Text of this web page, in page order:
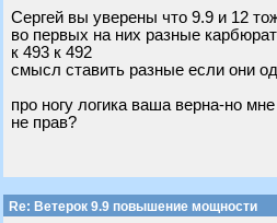
Сергей вы уверены что 9.9 и 12
во первых на них разные
к 493 к 492
смысл ставить разные если они
про ногу логика ваша верна-но
не прав?
Re: Ветерок 9.9 повышение мощности